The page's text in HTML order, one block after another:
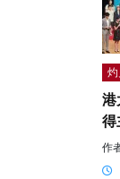
港
得
作